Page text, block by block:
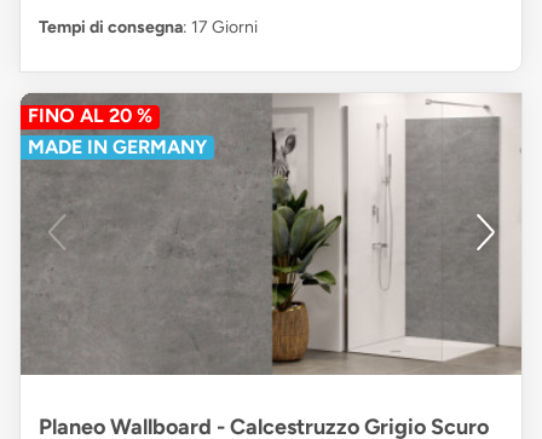
Tempi di consegna: 17 Giorni
FINO AL 20 %
MADE IN GERMANY
Planeo Wallboard - Calcestruzzo Grigio Scuro